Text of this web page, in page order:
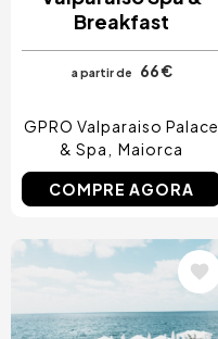
Breakfast
a partir de 66 €
GPRO Valparaiso Palace
& Spa
Maiorca
COMPRE AGORA
Imagem